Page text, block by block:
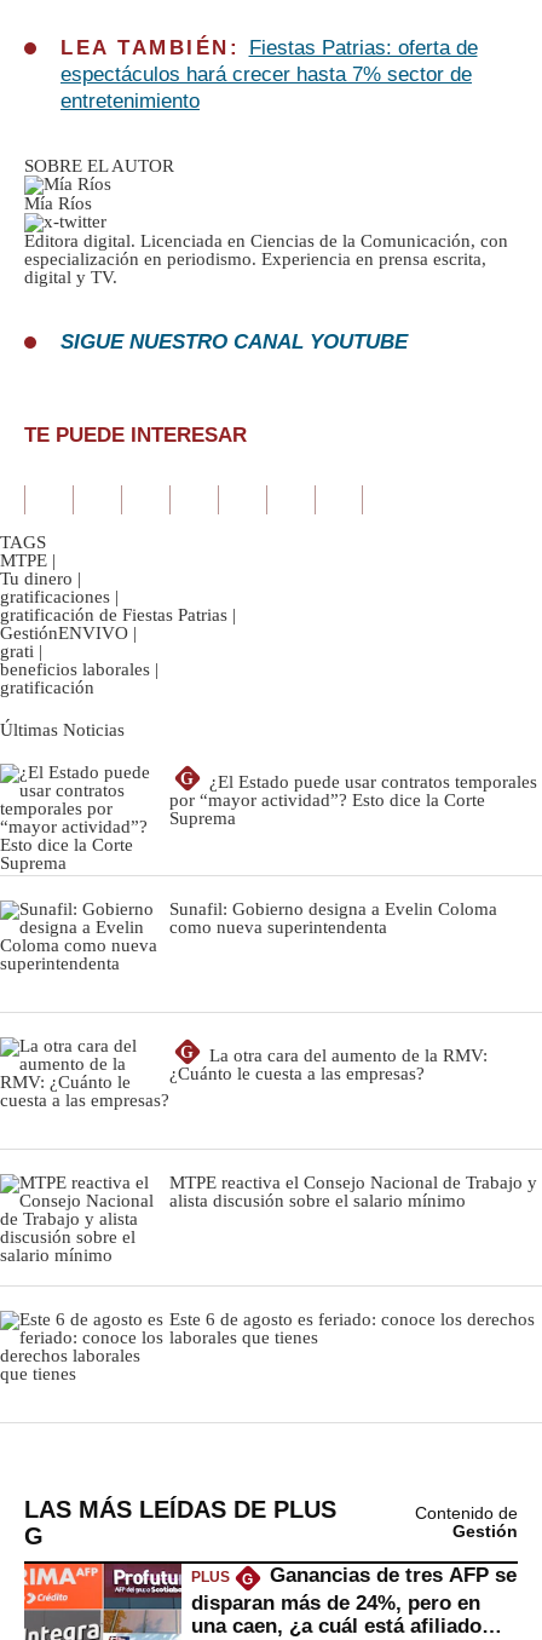
LAS MÁS LEÍDAS DE PLUS
G
Contenido de
Gestión
PLUS G
Ganancias de tres AFP se
disparan más de 24%, pero en
una caen, ¿a cuál está afiliado